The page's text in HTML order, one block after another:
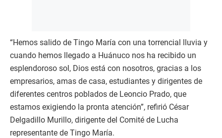
“Hemos salido de Tingo María con una torrencial lluvia y
cuando hemos llegado a Huánuco nos ha recibido un
esplendoroso sol, Dios está con nosotros, gracias a los
empresarios, amas de casa, estudiantes y dirigentes de
diferentes centros poblados de Leoncio Prado, que
estamos exigiendo la pronta atención”, refirió César
Delgadillo Murillo, dirigente del Comité de Lucha
representante de Tingo María.